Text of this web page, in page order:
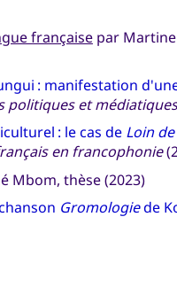
françaisepar Martine
: manifestation
politiques et
: le cas de Loin
en francophonie
Mbom, thèse (2023)
Gromologiede